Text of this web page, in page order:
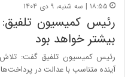
۱۸:۵۵ | سه شنبه، ۹ دی ۱۴۰۴
رئیس کمیسیون
بیشتر خواهد بود
رئیس کمیسیون تلفیق گفت:
آینده متناسب با عدالت در